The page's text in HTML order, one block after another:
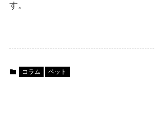
す。
コラム ペット